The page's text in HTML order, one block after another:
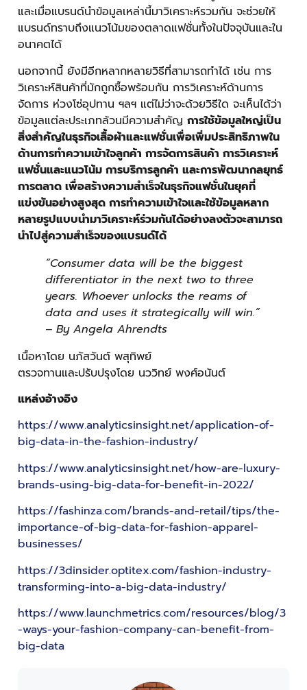
และเมื่อแบรนด์นำข้อมูลเหล่านี้มาวิเคราะห์รวมกัน จะช่วยให้
แบรนด์ทราบถึงแนวโน้มของตลาดแฟชั่นทั้งในปัจจุบันและใน
อนาคตได้
นอกจากนี้ ยังมีอีกหลากหลายวิธีที่สามารถทำได้ เช่น การ
วิเคราะห์สินค้าที่มักถูกซื้อพร้อมกัน การวิเคราะห์ด้านการ
จัดการ ห่วงโซ่อุปทาน ฯลฯ แต่ไม่ว่าจะด้วยวิธีใด จะเห็นได้ว่า
ข้อมูลแต่ละประเภทล้วนมีความสำคัญ การใช้ข้อมูลใหญ่เป็น
สิ่งสำคัญในธุรกิจเสื้อผ้าและแฟชั่นเพื่อเพิ่มประสิทธิภาพใน
ด้านการทำความเข้าใจลูกค้า การจัดการสินค้า การวิเคราะห์
แฟชั่นและแนวโน้ม การบริการลูกค้า และการพัฒนากลยุทธ์
การตลาด เพื่อสร้างความสำเร็จในธุรกิจแฟชั่นในยุคที่
แข่งขันอย่างสูงสุด การทำความเข้าใจและใช้ข้อมูลหลาก
หลายรูปแบบนำมาวิเคราะห์ร่วมกันได้อย่างลงตัวจะสามารถ
นำไปสู่ความสำเร็จของแบรนด์ได้
“Consumer data will be the biggest
differentiator in the next two to three
years. Whoever unlocks the reams of
data and uses it strategically will win.”
– By Angela Ahrendts
เนื้อหาโดย นภัสวันต์ พสุทิพย์
ตรวจทานและปรับปรุงโดย นววิทย์ พงศ์อนันต์
แหล่งอ้างอิง
https://www.analyticsinsight.net/application-of-
big-data-in-the-fashion-industry/
https://www.analyticsinsight.net/how-are-luxury-
brands-using-big-data-for-benefit-in-2022/
https://fashinza.com/brands-and-retail/tips/the-
importance-of-big-data-for-fashion-apparel-
businesses/
https://3dinsider.optitex.com/fashion-industry-
transforming-into-a-big-data-industry/
https://www.launchmetrics.com/resources/blog/3
-ways-your-fashion-company-can-benefit-from-
big-data